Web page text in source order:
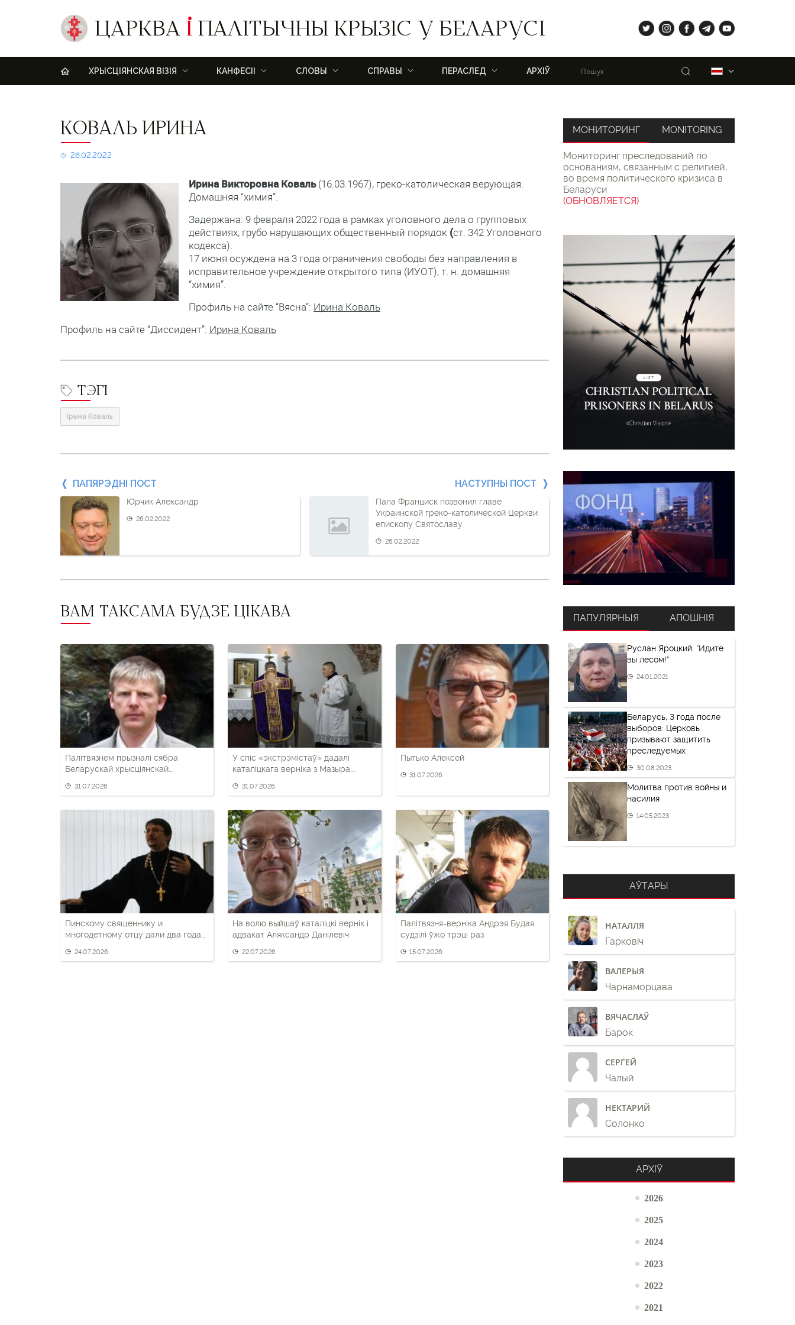
ЦАРКВА І ПАЛІТЫЧНЫ КРЫЗІС У БЕЛАРУСІ
ХРЫСЦІЯНСКАЯ ВІЗІЯ КАНФЕСІІ СЛОВЫ СПРАВЫ ПЕРАСЛЕД АРХІЎ Пошук
tw ig fb tg yt
Коваль
Ирина
КОВАЛЬ ИРИНА
26.02.2022
Ирина Викторовна Коваль(16.03.1967), греко-католическая верующая.
Домашняя “химия”.
Задержана: 9 февраля 2022 года в рамках уголовного дела о групповых
действиях, грубо нарушающих общественный порядок (ст. 342 Уголовного
кодекса).
17 июня осуждена на 3 года ограничения свободы без направления в
исправительное учреждение открытого типа (ИУОТ), т. н. домашняя
“химия”.
Профиль на сайте “Вясна”: Ирина Коваль
Профиль на сайте “Диссидент”: Ирина Коваль
ТЭГІ
Ірына Коваль
Папярэдні
пост
і
наступны
пост
ПАПЯРЭДНІ ПОСТ
Юрчик Александр
26.02.2022
НАСТУПНЫ ПОСТ
Папа Франциск позвонил главе
Украинской греко-католической Церкви
епископу Святославу
26.02.2022
ВАМ ТАКСАМА БУДЗЕ ЦІКАВА
Палітвязнем прызналі сябра
Беларускай хрысціянскай
31.07.2026
У спіс «экстрэмістаў» дадалі
каталіцкага верніка з Мазыра,
31.07.2026
Пытько Алексей
31.07.2026
Пинскому священнику и
многодетному отцу дали два года
«Гаюна»
24.07.2026
На волю выйшаў каталіцкі вернік і
адвакат Аляксандр Данілевіч
22.07.2026
Палітвязня-верніка Андрэя Будая
судзілі ўжо трэці раз
15.07.2026
МОНИТОРИНГ
Мониторинг преследований по
основаниям, связанным с религией,
во время политического кризиса в
Беларуси
(ОБНОВЛЯЕТСЯ)
MONITORING
ПАПУЛЯРНЫЯ
Руслан Яроцкий. “Идите
вы лесом!”
24.01.2021
Беларусь, 3 года после
выборов: Церковь
призывают защитить
преследуемых
30.08.2023
Молитва против войны и
насилия
14.05.2023
АПОШНІЯ
АЎТАРЫ
НАТАЛЛЯ
Гарковіч
ВАЛЕРЫЯ
Чарнаморцава
ВЯЧАСЛАЎ
Барок
СЕРГЕЙ
Чалый
НЕКТАРИЙ
Солонко
АРХІЎ
2026
2025
2024
2023
2022
2021